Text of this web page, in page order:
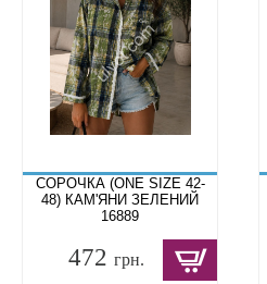
СОРОЧКА (ONE SIZE 42-
48) КАМ'ЯНИ ЗЕЛЕНИЙ
16889
472 грн.